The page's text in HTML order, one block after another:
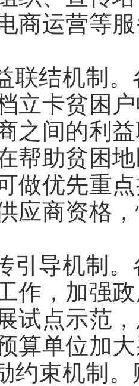
商运营等
联结机制
立卡贫困
之间的利
帮助贫困
做优先重
应商资格
引导机制
作，加强
试点示范
算单位加
约束机制